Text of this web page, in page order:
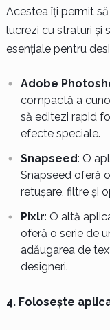
Acestea îți permit
lucrezi cu straturi și
esențiale pentru
Adobe
compactă a
să editezi rapid
efecte speciale.
Snapseed: O
Snapseed oferă
retușare, filtre și
Pixlr: O altă
oferă o serie de
adăugarea de
designeri.
4. Folosește